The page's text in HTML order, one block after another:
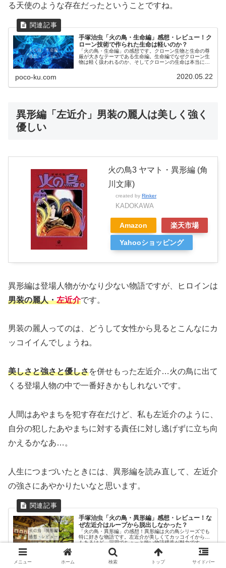
る天使のような存在だったということですね。
手塚治虫「火の鳥・生命編」感想・レビュー！ク
ローン技術で作られた生命は軽いのか？
「火の鳥・生命編」の感想です。クローン生物と生命の尊
厳が大きなテーマである生命編。生命編でなぜクローン生
物は軽く扱われるのか、そしてクローンの生命は本当に軽
poco-ku.com 2020.05.22
異形編「左近介」男装の麗人は美しく強く
優しい
火の鳥3 ヤマト・異形編 (角
川文庫)
created by Rinker
KADOKAWA
Amazon 楽天市場
Yahooショッピング
異形編は登場人物がかなり少ない物語ですが、ヒロインは
男装の麗人・左近介です。
男装の麗人ってのは、どうして女性から見るとこんなにカ
ッコイイんでしょうね。
美しさと強さと優しさを併せもった左近介…火の鳥に出て
くる登場人物の中で一番好きかもしれないです。
人間はあやまちを犯す存在だけど、私も左近介のように、
自分の犯したあやまちに対する責任に対し逃げずに立ち向
かえるかなあ…。
人生につまづいたときには、異形編を読み直して、左近介
の強さにあやかりたいなと思います。
手塚治虫「火の鳥・異形編」感想・レビュー！な
ぜ左近介はループから脱出しなかった？
「火の鳥・異形編」の感想！異形編は火の鳥シリーズでも
特に好きな物語です。左近介が美しくてカッコイイから…
もあるけど、深淵でちょっと怖い物語構造が魅力です。
poco-ku.com 2020.05.23
メニュー ホーム 検索 トップ サイドバー